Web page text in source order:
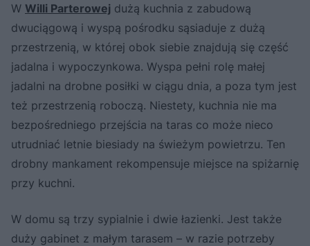
W Willi Parterowej dużą kuchnia z zabudową
dwuciągową i wyspą pośrodku sąsiaduje z dużą
przestrzenią, w której obok siebie znajdują się część
jadalna i wypoczynkowa. Wyspa pełni rolę małej
jadalni na drobne posiłki w ciągu dnia, a poza tym jest
też przestrzenią roboczą. Niestety, kuchnia nie ma
bezpośredniego przejścia na taras co może nieco
utrudniać letnie biesiady na świeżym powietrzu. Ten
drobny mankament rekompensuje miejsce na spiżarnię
przy kuchni.
W domu są trzy sypialnie i dwie łazienki. Jest także
duży gabinet z małym tarasem – w razie potrzeby